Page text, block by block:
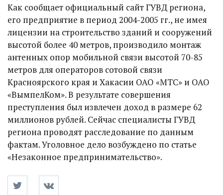
Как сообщает официальный сайт ГУВД региона,
его предприятие в период 2004-2005 гг., не имея
лицензии на строительство зданий и сооружений
высотой более 40 метров, производило монтаж
антенных опор мобильной связи высотой 70-85
метров для операторов сотовой связи
Красноярского края и Хакасии ОАО «МТС» и ОАО
«ВымпелКом». В результате совершения
преступления был извлечен доход в размере 62
миллионов рублей. Сейчас специалисты ГУВД
региона проводят расследование по данным
фактам. Уголовное дело возбуждено по статье
«Незаконное предпринимательство».